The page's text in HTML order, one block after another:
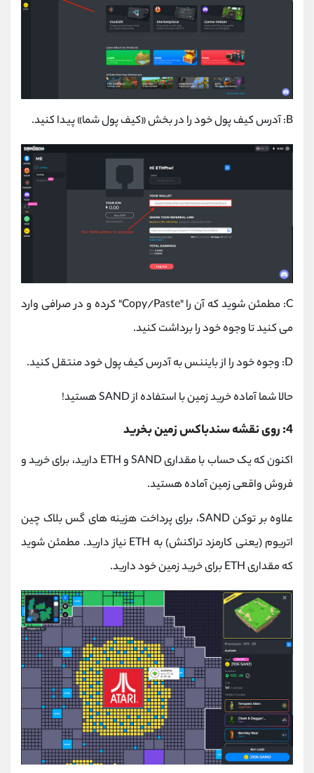
B: آدرس کیف پول خود را در بخش «کیف پول شما» پیدا کنید.
C: مطمئن شوید که آن را "Copy/Paste" کرده و در صرافی وارد
می کنید تا وجوه خود را برداشت کنید.
D: وجوه خود را از بایننس به آدرس کیف پول خود منتقل کنید.
حالا شما آماده خرید زمین با استفاده از SAND هستید!
4: روی نقشه سندباکس زمین بخرید
اکنون که یک حساب با مقداری SAND و ETH دارید، برای خرید و
فروش واقعی زمین آماده هستید.
علاوه بر توکن SAND، برای پرداخت هزینه های گس بلاک چین
اتریوم (یعنی کارمزد تراکنش) به ETH نیاز دارید. مطمئن شوید
که مقداری ETH برای خرید زمین خود دارید.